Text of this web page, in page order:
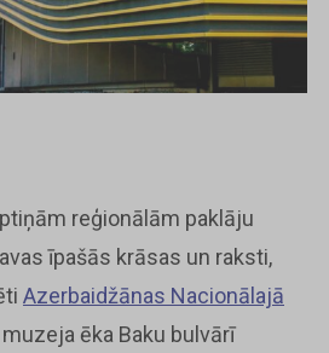
reģionālām paklāju
īpašās krāsas un raksti,
Azerbaidžānas Nacionālajā
muzeja ēka Baku bulvārī